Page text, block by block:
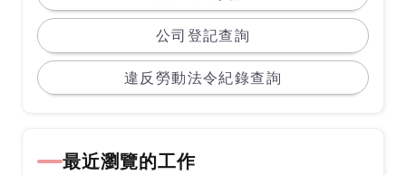
公司登記查詢
違反勞動法令紀錄查詢
最近瀏覽的工作